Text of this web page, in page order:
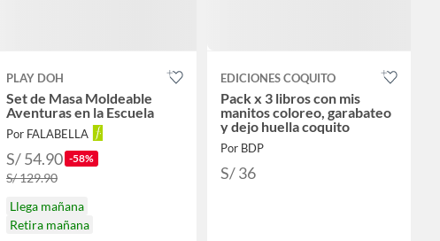
PLAY DOH
Set de Masa Moldeable
Aventuras en la Escuela
Por FALABELLA
S/ 54.90 -58%
S/ 129.90
Llega mañana
Retira mañana
EDICIONES COQUITO
Pack x 3 libros con mis
manitos coloreo, garabateo
y dejo huella coquito
Por BDP
S/ 36